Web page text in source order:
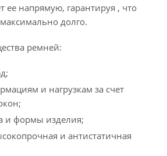
ее напрямую, гарантируя , что
долго.
ремней:
и нагрузкам за счет
и формы изделия;
и антистатичная